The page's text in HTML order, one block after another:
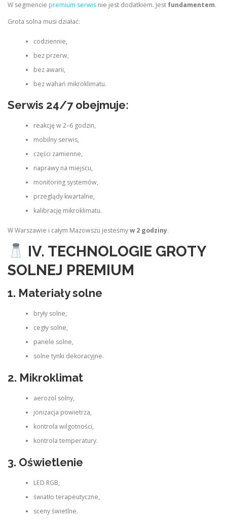
W segmencie premium serwis nie jest dodatkiem. Jest fundamentem.
Grota solna musi działać:
codziennie,
bez przerw,
bez awarii,
bez wahań mikroklimatu.
Serwis 24/7 obejmuje:
reakcję w 2–6 godzin,
mobilny serwis,
części zamienne,
naprawy na miejscu,
monitoring systemów,
przeglądy kwartalne,
kalibrację mikroklimatu.
W Warszawie i całym Mazowszu jesteśmyw 2 godziny.
IV. TECHNOLOGIE GROTY
SOLNEJ PREMIUM
1. Materiały solne
bryły solne,
cegły solne,
panele solne,
solne tynki dekoracyjne.
2. Mikroklimat
aerozol solny,
jonizacja powietrza,
kontrola wilgotności,
kontrola temperatury.
3. Oświetlenie
LED RGB,
światło terapeutyczne,
sceny świetlne.